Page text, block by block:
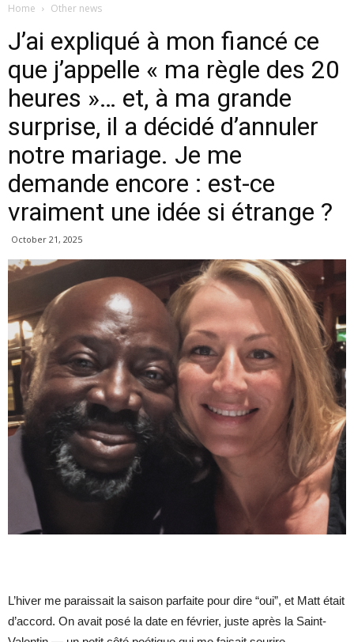
Home Other news
J’ai expliqué à mon fiancé ce
que j’appelle « ma règle des 20
heures »… et, à ma grande
surprise, il a décidé d’annuler
notre mariage. Je me
demande encore : est-ce
vraiment une idée si étrange ?
October 21, 2025
L’hiver me paraissait la saison parfaite pour dire “oui”, et Matt était
d’accord. On avait posé la date en février, juste après la Saint-